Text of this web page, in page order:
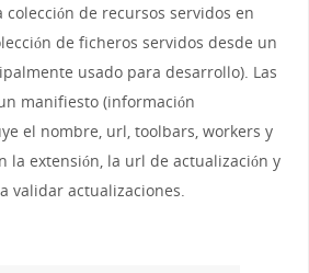
de recursos servidos en
de ficheros servidos desde un
usado para desarrollo). Las
manifiesto (información
el nombre, url, toolbars, workers y
la extensión, la url de actualización y
validar actualizaciones.